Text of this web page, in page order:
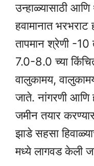
उन्हाळ्यासाठी
हवामानात भरभराट
तापमान श्रेणी -
7.0-8.0 च्या
वालुकामय,
जाते. नांगरणी आणि
जमीन तयार
झाडे सहसा
मध्ये लागवड केली